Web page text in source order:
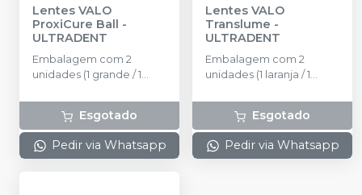
Lentes VALO
ProxiCure Ball
-
ULTRADENT
Embalagem com 2
unidades (1 grande / 1
Esgotado
Pedir via Whatsapp
Lentes VALO
Translume -
ULTRADENT
Embalagem com 2
unidades (1 laranja / 1
Esgotado
Pedir via Whatsapp